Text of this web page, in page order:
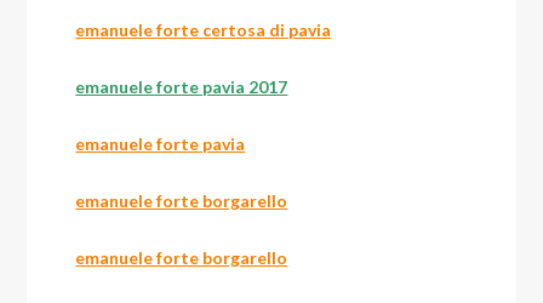
emanuele forte certosa di pavia
emanuele forte pavia 2017
emanuele forte pavia
emanuele forte borgarello
emanuele forte borgarello